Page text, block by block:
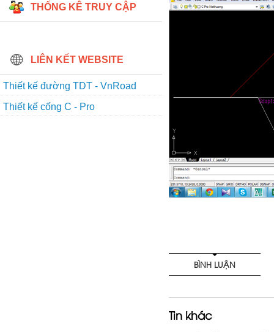
THỐNG KÊ TRUY CẬP
LIÊN KẾT WEBSITE
Thiết kế đường TDT - VnRoad
Thiết kế cống C - Pro
BÌNH LUẬN
Tin khác